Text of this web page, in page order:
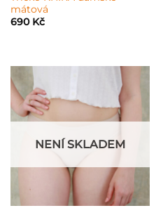
mátová
690 Kč
NENÍ SKLADEM